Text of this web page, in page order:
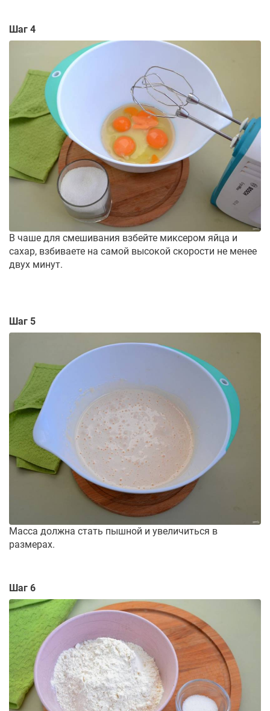
Шаг 4
В чаше для смешивания взбейте миксером яйца и
сахар, взбиваете на самой высокой скорости не менее
двух минут.
Шаг 5
Масса должна стать пышной и увеличиться в
размерах.
Шаг 6